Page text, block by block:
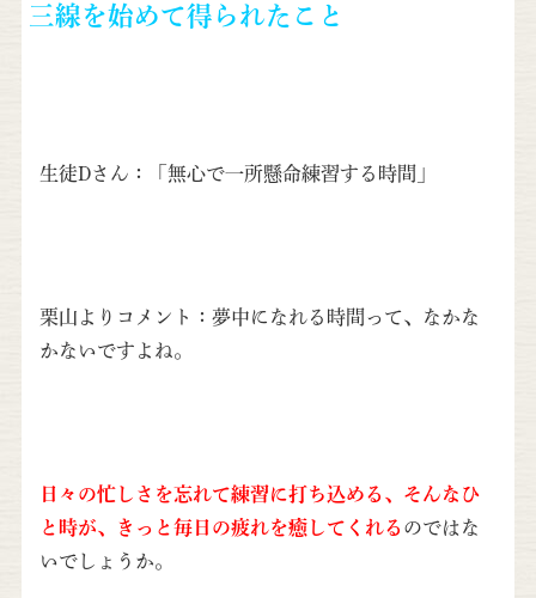
三線を始めて得られたこと
生徒Dさん：「無心で一所懸命練習する時間」
栗山よりコメント：夢中になれる時間って、なかな
かないですよね。
日々の忙しさを忘れて練習に打ち込める、そんなひ
と時が、きっと毎日の疲れを癒してくれる のではな
いでしょうか。